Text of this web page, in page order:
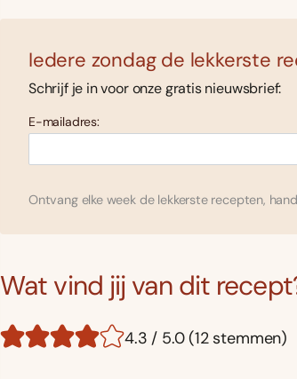
Iedere zondag de lekkerste
Schrijf je in voor onze gratis nieuwsbrief:
E-mailadres:
Ontvang elke week de lekkerste recepten,
Wat vind jij van dit
4.3 / 5.0 (12 stemmen)